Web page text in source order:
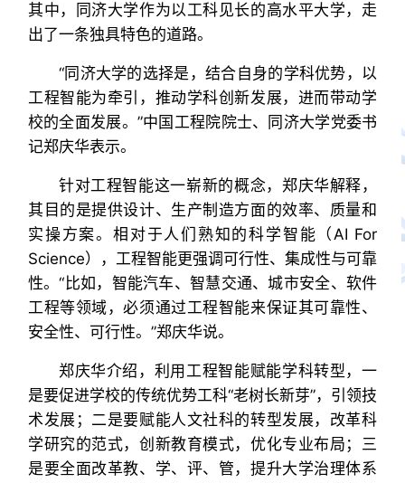
其中，同济大学作为以工科见长的高水平大学，走
出了一条独具特色的道路。
“同济大学的选择是，结合自身的学科优势，以
工程智能为牵引，推动学科创新发展，进而带动学
校的全面发展。”中国工程院院士、同济大学党委书
记郑庆华表示。
针对工程智能这一崭新的概念，郑庆华解释，
其目的是提供设计、生产制造方面的效率、质量和
实操方案。相对于人们熟知的科学智能（AI For
Science），工程智能更强调可行性、集成性与可靠
性。“比如，智能汽车、智慧交通、城市安全、软件
工程等领域，必须通过工程智能来保证其可靠性、
安全性、可行性。”郑庆华说。
郑庆华介绍，利用工程智能赋能学科转型，一
是要促进学校的传统优势工科“老树长新芽”，引领技
术发展；二是要赋能人文社科的转型发展，改革科
学研究的范式，创新教育模式，优化专业布局；三
是要全面改革教、学、评、管，提升大学治理体系